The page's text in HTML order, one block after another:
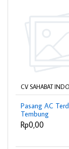
CV SAHABAT
Pasang AC
Tembung
082272686688 –
Teknisi
Rp0,00